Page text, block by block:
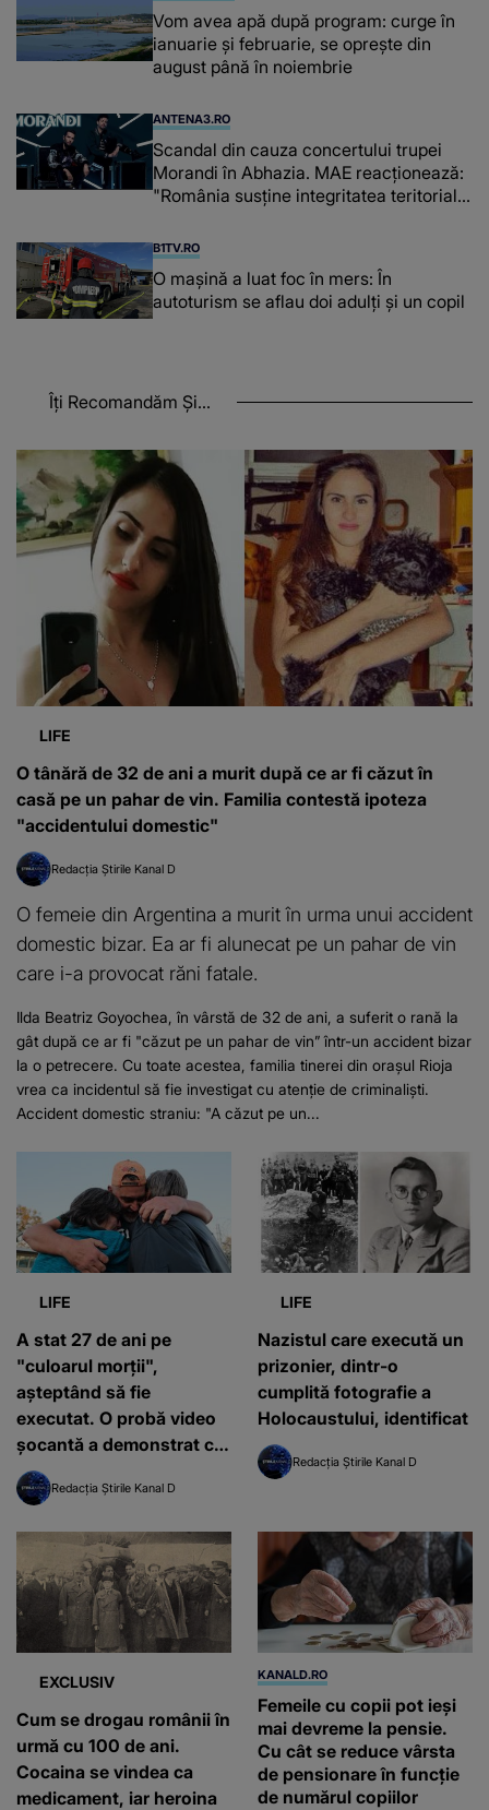
Vom avea apă după program: curge în
ianuarie și februarie, se oprește din
august până în noiembrie
ANTENA3.RO
Scandal din cauza concertului trupei
Morandi în Abhazia. MAE reacționează:
"România susține integritatea teritorială
B1TV.RO
O maşină a luat foc în mers: În
autoturism se aflau doi adulți și un copil
Îți Recomandăm Și...
LIFE
O tânără de 32 de ani a murit după ce ar fi căzut în
casă pe un pahar de vin. Familia contestă ipoteza
"accidentului domestic"
Redacția Știrile Kanal D
O femeie din Argentina a murit în urma unui accident
domestic bizar. Ea ar fi alunecat pe un pahar de vin
care i-a provocat răni fatale.
Ilda Beatriz Goyochea, în vârstă de 32 de ani, a suferit o rană la
gât după ce ar fi "căzut pe un pahar de vin” într-un accident bizar
la o petrecere. Cu toate acestea, familia tinerei din orașul Rioja
vrea ca incidentul să fie investigat cu atenție de criminaliști.
Accident domestic straniu: "A căzut pe un...
LIFE
A stat 27 de ani pe
"culoarul morții",
așteptând să fie
executat. O probă video
șocantă a demonstrat că
era nevinovat
Redacția Știrile Kanal D
LIFE
Nazistul care execută un
prizonier, dintr-o
cumplită fotografie a
Holocaustului, identificat
Redacția Știrile Kanal D
EXCLUSIV
Cum se drogau românii în
urmă cu 100 de ani.
Cocaina se vindea ca
medicament, iar heroina
KANALD.RO
Femeile cu copii pot ieși
mai devreme la pensie.
Cu cât se reduce vârsta
de pensionare în funcție
de numărul copiilor